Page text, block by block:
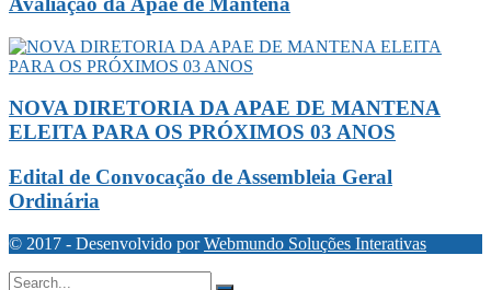
NOVA DIRETORIA DA APAE DE MANTENA
ELEITA PARA OS PRÓXIMOS 03 ANOS
Edital de Convocação de Assembleia Geral
Ordinária
© 2017 - Desenvolvido porWebmundo Soluções Interativas